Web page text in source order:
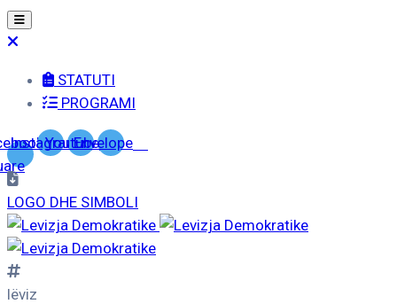
STATUTI
PROGRAMI
Instagram
YoutubeEnvelope
LOGO DHE SIMBOLI
lëviz